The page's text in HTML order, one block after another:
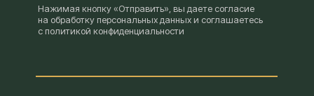
Нажимая кнопку «Отправить», вы даете согласие
на обработку персональных данных и соглашаетесь
с политикой конфиденциальности